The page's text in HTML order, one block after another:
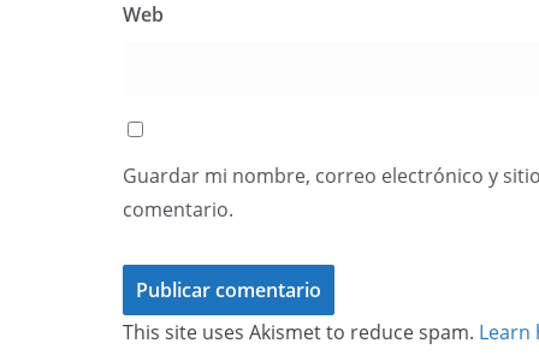
Web
Guardar mi nombre, correo electrónico y
comentario.
This site uses Akismet to reduce spam. Learn